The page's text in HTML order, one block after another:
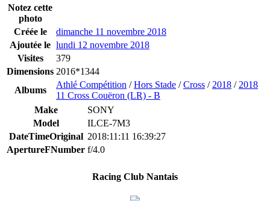
Notez cette
photo
Créée le
dimanche 11 novembre 2018
Ajoutée le lundi 12 novembre 2018
Visites
379
Dimensions 2016*1344
Albums
Athlé Compétition /Hors Stade /Cross / 2018 / 2018
11 Cross Couëron (LR) - B
Make
SONY
Model
ILCE-7M3
DateTimeOriginal 2018:11:11 16:39:27
ApertureFNumber f/4.0
Racing Club Nantais